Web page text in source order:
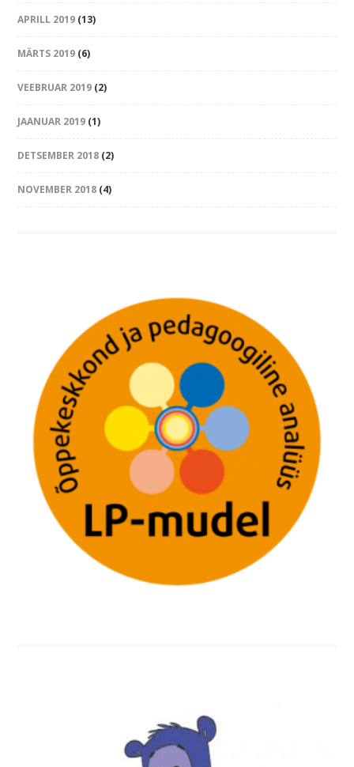
APRILL 2019 (13)
MÄRTS 2019 (6)
VEEBRUAR 2019 (2)
JAANUAR 2019 (1)
DETSEMBER 2018 (2)
NOVEMBER 2018 (4)